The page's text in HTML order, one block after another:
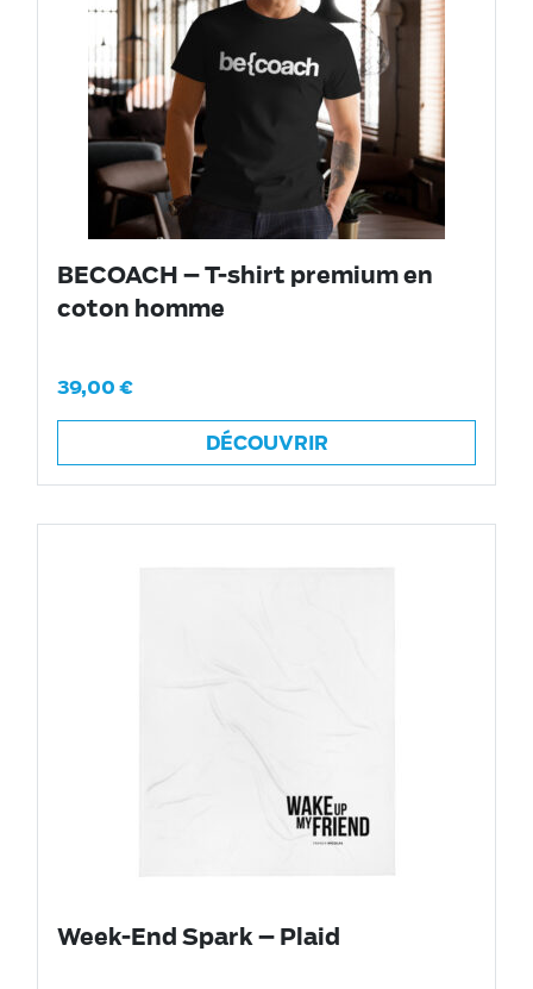
BECOACH – T-shirt premium en
coton homme
39,00€
DÉCOUVRIR
Week-End Spark – Plaid